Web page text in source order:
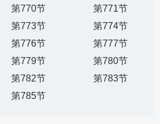
第770节
第771节
第773节
第774节
第776节
第777节
第779节
第780节
第782节
第783节
第785节